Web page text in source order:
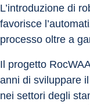
L’introduzione di
favorisce
processo oltre a
Il progetto
anni di sviluppare
nei settori degli